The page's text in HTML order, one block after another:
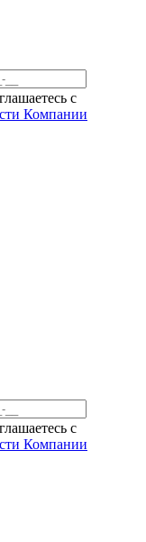
c
Компании
c
Компании